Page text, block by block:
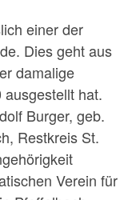
einer der
Dies geht aus
damalige
hat.
Burger, geb.
Restkreis St.
Verein für